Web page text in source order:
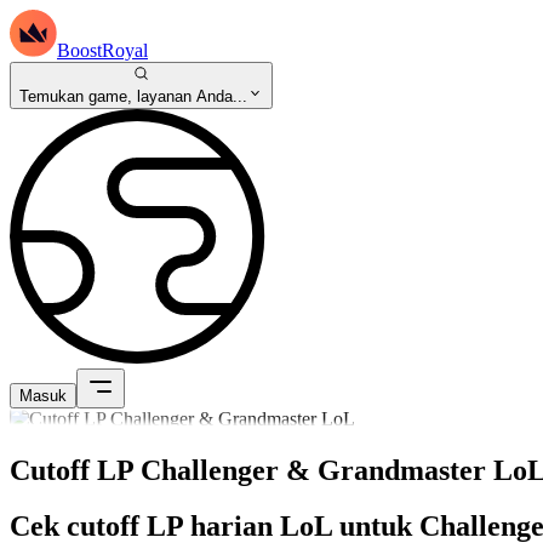
BoostRoyal
Temukan game, layanan Anda...
Masuk
Cutoff LP Challenger & Grandmaster
Cek cutoff LP harian LoL untuk